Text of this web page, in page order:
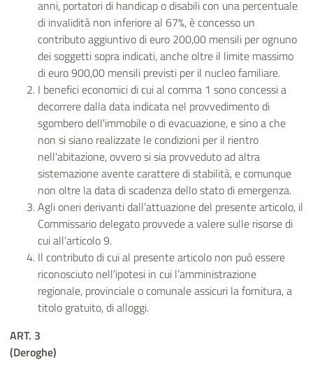
anni, portatori di handicap o disabili con una percentuale
di invalidità non inferiore al 67%, è concesso un
contributo aggiuntivo di euro 200,00 mensili per ognuno
dei soggetti sopra indicati, anche oltre il limite massimo
di euro 900,00 mensili previsti per il nucleo familiare.
I benefici economici di cui al comma 1 sono concessi a
decorrere dalla data indicata nel provvedimento di
sgombero dell'immobile o di evacuazione, e sino a che
non si siano realizzate le condizioni per il rientro
nell'abitazione, ovvero si sia provveduto ad altra
sistemazione avente carattere di stabilità, e comunque
non oltre la data di scadenza dello stato di emergenza.
Agli oneri derivanti dall’attuazione del presente articolo, il
Commissario delegato provvede a valere sulle risorse di
cui all’articolo 9.
Il contributo di cui al presente articolo non può essere
riconosciuto nell’ipotesi in cui l’amministrazione
regionale, provinciale o comunale assicuri la fornitura, a
titolo gratuito, di alloggi.
ART. 3
(Deroghe)